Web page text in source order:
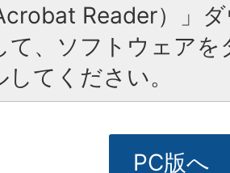
Reader）」
て、ソフトウェア
てください。
PC版へ